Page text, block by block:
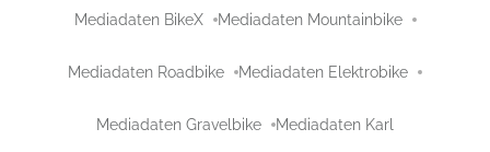
Mediadaten BikeX Mediadaten Mountainbike
Mediadaten Roadbike Mediadaten Elektrobike
Mediadaten Gravelbike Mediadaten Karl